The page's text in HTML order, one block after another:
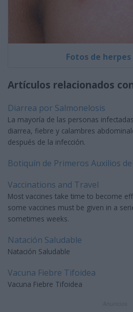
Fotos de
Artículos relacionados
Diarrea por Salmonelosis
La mayoría de las personas
diarrea, fiebre y calambres
después de la infección.
Botiquín de Primeros Auxilios
Vaccinations and Travel
Most vaccines take time to become
some vaccines must be given in a
sometimes weeks.
Natación Saludable
Natación Saludable
Vacuna Fiebre Tifoidea
Vacuna Fiebre Tifoidea